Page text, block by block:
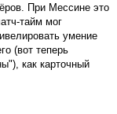
При Мессине это
тайм мог
умение
(вот теперь
как карточный